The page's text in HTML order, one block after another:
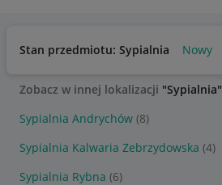
Stan przedmiotu: Sypialnia Nowy
Zobacz w innej lokalizacji "Sypialnia"
Sypialnia Andrychów (8)
Sypialnia Kalwaria Zebrzydowska (4)
Sypialnia Rybna (6)